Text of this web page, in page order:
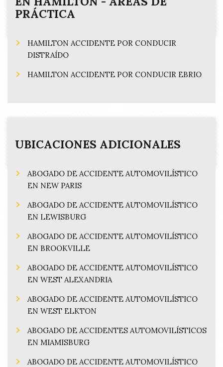
)
PRÁCTICA
HAMILTON ACCIDENTE POR CONDUCIR
DISTRAÍDO
HAMILTON ACCIDENTE POR CONDUCIR EBRIO
UBICACIONES ADICIONALES
ABOGADO DE ACCIDENTE AUTOMOVILÍSTICO
EN NEW PARIS
ABOGADO DE ACCIDENTE AUTOMOVILÍSTICO
EN LEWISBURG
ABOGADO DE ACCIDENTE AUTOMOVILÍSTICO
EN BROOKVILLE
ABOGADO DE ACCIDENTE AUTOMOVILÍSTICO
EN WEST ALEXANDRIA
ABOGADO DE ACCIDENTE AUTOMOVILÍSTICO
EN WEST ELKTON
ABOGADO DE ACCIDENTES AUTOMOVILÍSTICOS
EN MIAMISBURG
ABOGADO DE ACCIDENTE AUTOMOVILÍSTICO